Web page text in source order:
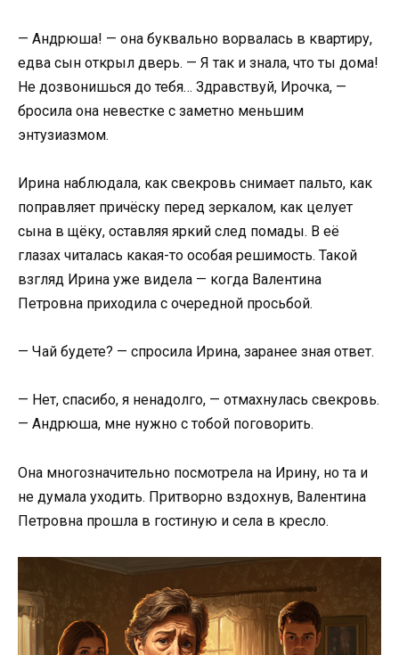
— Андрюша! — она буквально ворвалась в квартиру,
едва сын открыл дверь. — Я так и знала, что ты дома!
Не дозвонишься до тебя… Здравствуй, Ирочка, —
бросила она невестке с заметно меньшим
энтузиазмом.
Ирина наблюдала, как свекровь снимает пальто, как
поправляет причёску перед зеркалом, как целует
сына в щёку, оставляя яркий след помады. В её
глазах читалась какая-то особая решимость. Такой
взгляд Ирина уже видела — когда Валентина
Петровна приходила с очередной просьбой.
— Чай будете? — спросила Ирина, заранее зная ответ.
— Нет, спасибо, я ненадолго, — отмахнулась свекровь.
— Андрюша, мне нужно с тобой поговорить.
Она многозначительно посмотрела на Ирину, но та и
не думала уходить. Притворно вздохнув, Валентина
Петровна прошла в гостиную и села в кресло.